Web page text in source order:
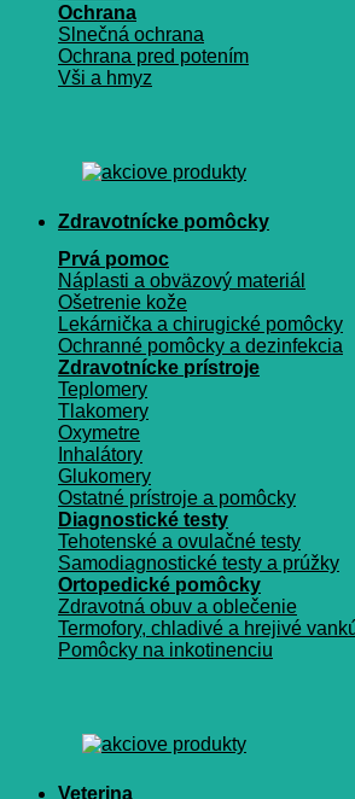
Ochrana
Slnečná ochrana
Ochrana pred potením
Vši a hmyz
Zdravotnícke pomôcky
Prvá pomoc
Náplasti a obväzový materiál
Ošetrenie kože
Lekárnička a chirugické pomôcky
Ochranné pomôcky a dezinfekcia
Zdravotnícke prístroje
Teplomery
Tlakomery
Oxymetre
Inhalátory
Glukomery
Ostatné prístroje a pomôcky
Diagnostické testy
Tehotenské a ovulačné testy
Samodiagnostické testy a prúžky
Ortopedické pomôcky
Zdravotná obuv a oblečenie
Termofory, chladivé a hrejivé
Pomôcky na inkotinenciu
Veterina